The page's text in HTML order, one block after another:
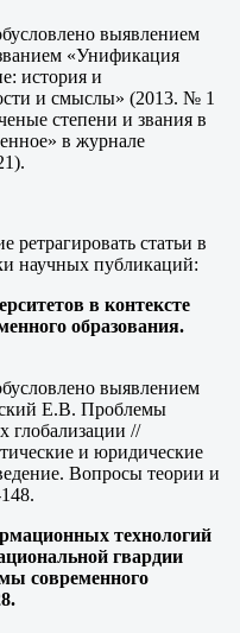
выявлением
«Унификация
история и
и смыслы» (2013. № 1
степени и звания в
в журнале
ретрагировать статьи в
научных публикаций:
в контексте
образования.
выявлением
Е.В. Проблемы
глобализации //
и юридические
Вопросы теории и
технологий
гвардии
современного